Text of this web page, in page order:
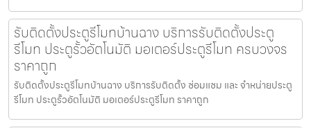
รับติดตั้งประตูรีโมทบ้านฉาง บริการรับติดตั้งประตู
รีโมท ประตูรั้วอัตโนมัติ มอเตอร์ประตูรีโมท ครบวงจร
ราคาถูก
รับติดตั้งประตูรีโมทบ้านฉาง บริการรับติดตั้ง ซ่อมแซม และ จำหน่ายประตู
รีโมท ประตูรั้วอัตโนมัติ มอเตอร์ประตูรีโมท ราคาถูก